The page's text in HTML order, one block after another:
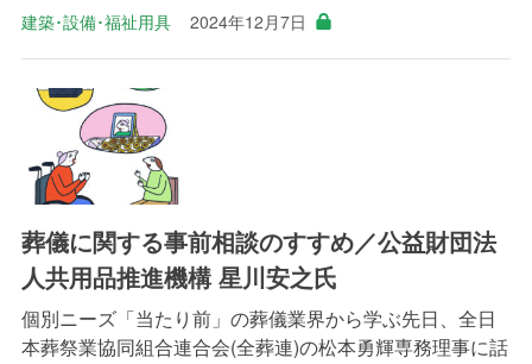
建築･設備･福祉用具 2024年12月7日
葬儀に関する事前相談のすすめ／公益財団法
人共用品推進機構 星川安之氏
個別ニーズ「当たり前」の葬儀業界から学ぶ先日、全日
本葬祭業協同組合連合会(全葬連)の松本勇輝専務理事に話